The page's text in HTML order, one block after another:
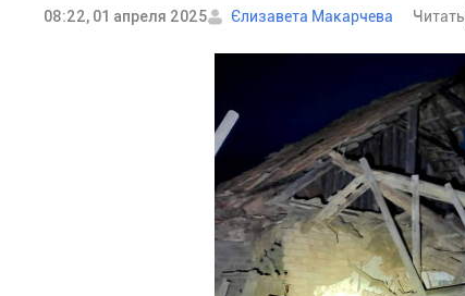
08:22, 01 апреля 2025 Єлизавета Макарчева Читать